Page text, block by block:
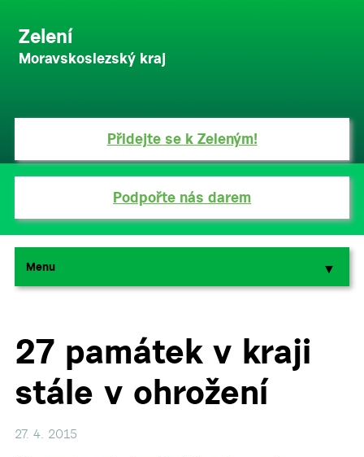
Zelení
Moravskoslezský kraj
Přidejte se k Zeleným!
Podpořte nás darem
Menu ▼
▼
27 památek v kraji
stále v ohrožení
27. 4. 2015